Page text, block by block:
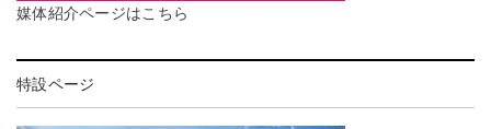
媒体紹介ページはこちら
特設ページ